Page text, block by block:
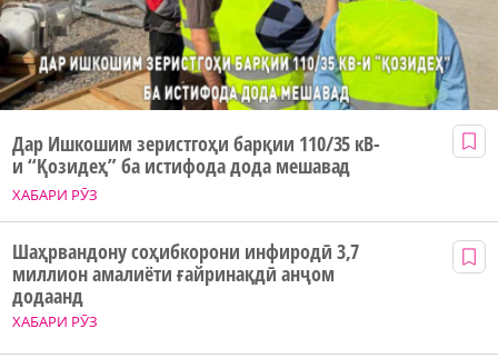
ХАБАРИ РӮЗ
Дар Ишкошим зеристгоҳи барқии 110/35 кВ-
и “Қозидеҳ” ба истифода дода мешавад
ХАБАРИ РӮЗ
Шаҳрвандону соҳибкорони инфиродӣ 3,7
миллион амалиёти ғайринақдӣ анҷом
додаанд